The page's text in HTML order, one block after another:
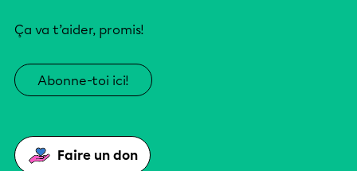
Ça va t’aider, promis!
Abonne-toi ici!
Faire un don